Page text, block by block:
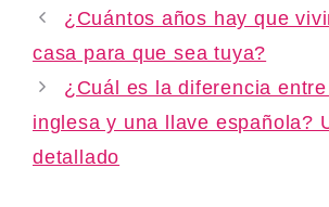
¿Cuántos años hay que
casa para que sea tuya?
¿Cuál es la diferencia
inglesa y una llave española?
detallado